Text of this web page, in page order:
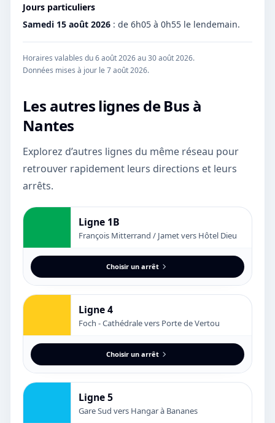
Jours particuliers
Samedi 15 août 2026 : de 6h05 à 0h55 le lendemain.
Horaires valables du 6 août 2026 au 30 août 2026.
Données mises à jour le 7 août 2026.
Les autres lignes deBus à
Nantes
Explorez d’autres lignes du même réseau pour
retrouver rapidement leurs directions et leurs
arrêts.
Ligne 1B
François Mitterrand / Jamet vers Hôtel Dieu
Choisir un arrêt
Ligne 4
Foch - Cathédrale vers Porte de Vertou
Choisir un arrêt
Ligne 5
Gare Sud vers Hangar à Bananes